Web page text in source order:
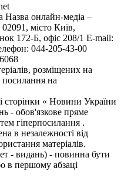
Назва онлайн-медіа –
місто Київ,
172-Б, офіс 208/1 E-mail:
044-205-43-00
розміщених на
посилання на
сторінки « Новини України
- обов'язкове пряме
гіперпосилання .
в незалежності від
матеріалів.
- видань) - повинна бути
в першому абзаці